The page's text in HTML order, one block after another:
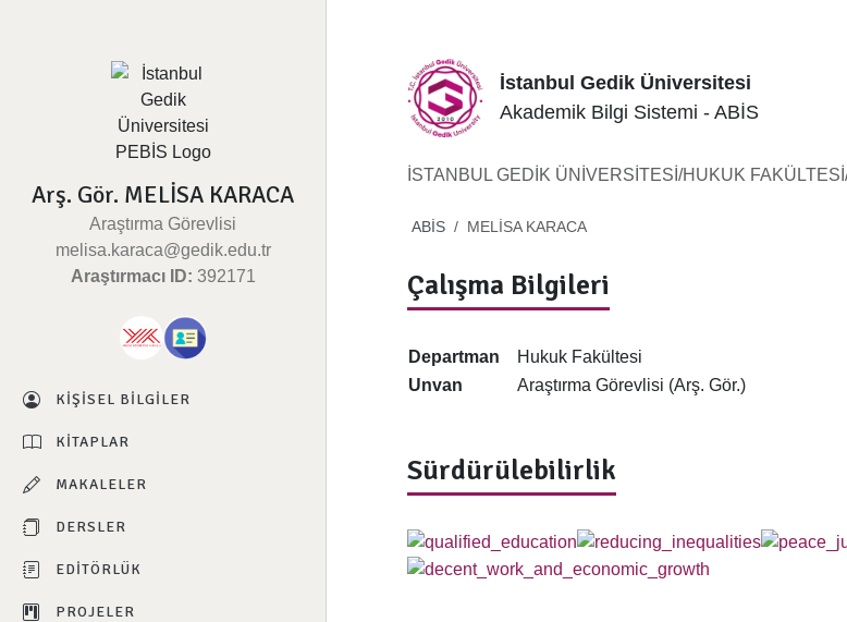
Arş. Gör. MELİSA KARACA
Araştırma Görevlisi
melisa.karaca@gedik.edu.tr
Araştırmacı ID: 392171
KIŞISEL BILGILER
KITAPLAR
MAKALELER
DERSLER
EDITÖRLÜK
PROJELER
İstanbul Gedik Üniversitesi
Akademik Bilgi Sistemi - ABİS
İSTANBUL GEDİK ÜNİVERSİTESİ/HUKUK
ABİS MELİSA KARACA
Çalışma Bilgileri
Departman
Hukuk Fakültesi
Unvan
Araştırma Görevlisi (Arş. Gör.)
Sürdürülebilirlik